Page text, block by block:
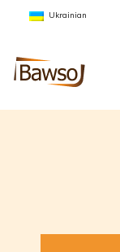
ПерейтиUkrainian